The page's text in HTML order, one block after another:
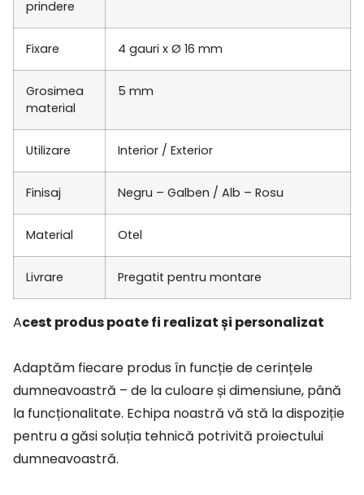
prindere
Fixare 4 gauri x Ø 16 mm
Grosimea
material
5 mm
Utilizare Interior / Exterior
Finisaj Negru – Galben / Alb – Rosu
Material Otel
Livrare Pregatit pentru montare
Acest produs poate fi realizat și personalizat
Adaptăm fiecare produs în funcție de cerințele
dumneavoastră – de la culoare și dimensiune, până
la funcționalitate. Echipa noastră vă stă la dispoziție
pentru a găsi soluția tehnică potrivită proiectului
dumneavoastră.